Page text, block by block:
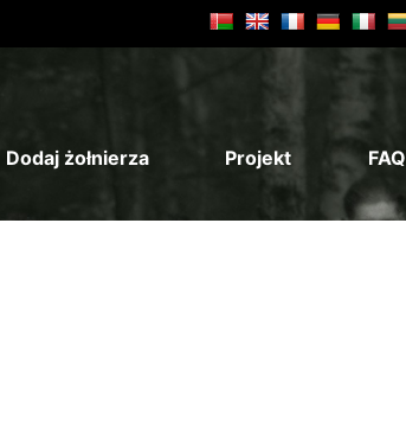
Dodaj żołnierza Projekt FAQ